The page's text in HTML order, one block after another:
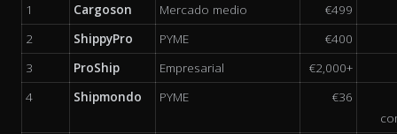
1 Cargoson Mercado medio
€499
2
ShippyPro PYME
€400
3
ProShip Empresarial
€2,000+
4
Shipmondo PYME
€36